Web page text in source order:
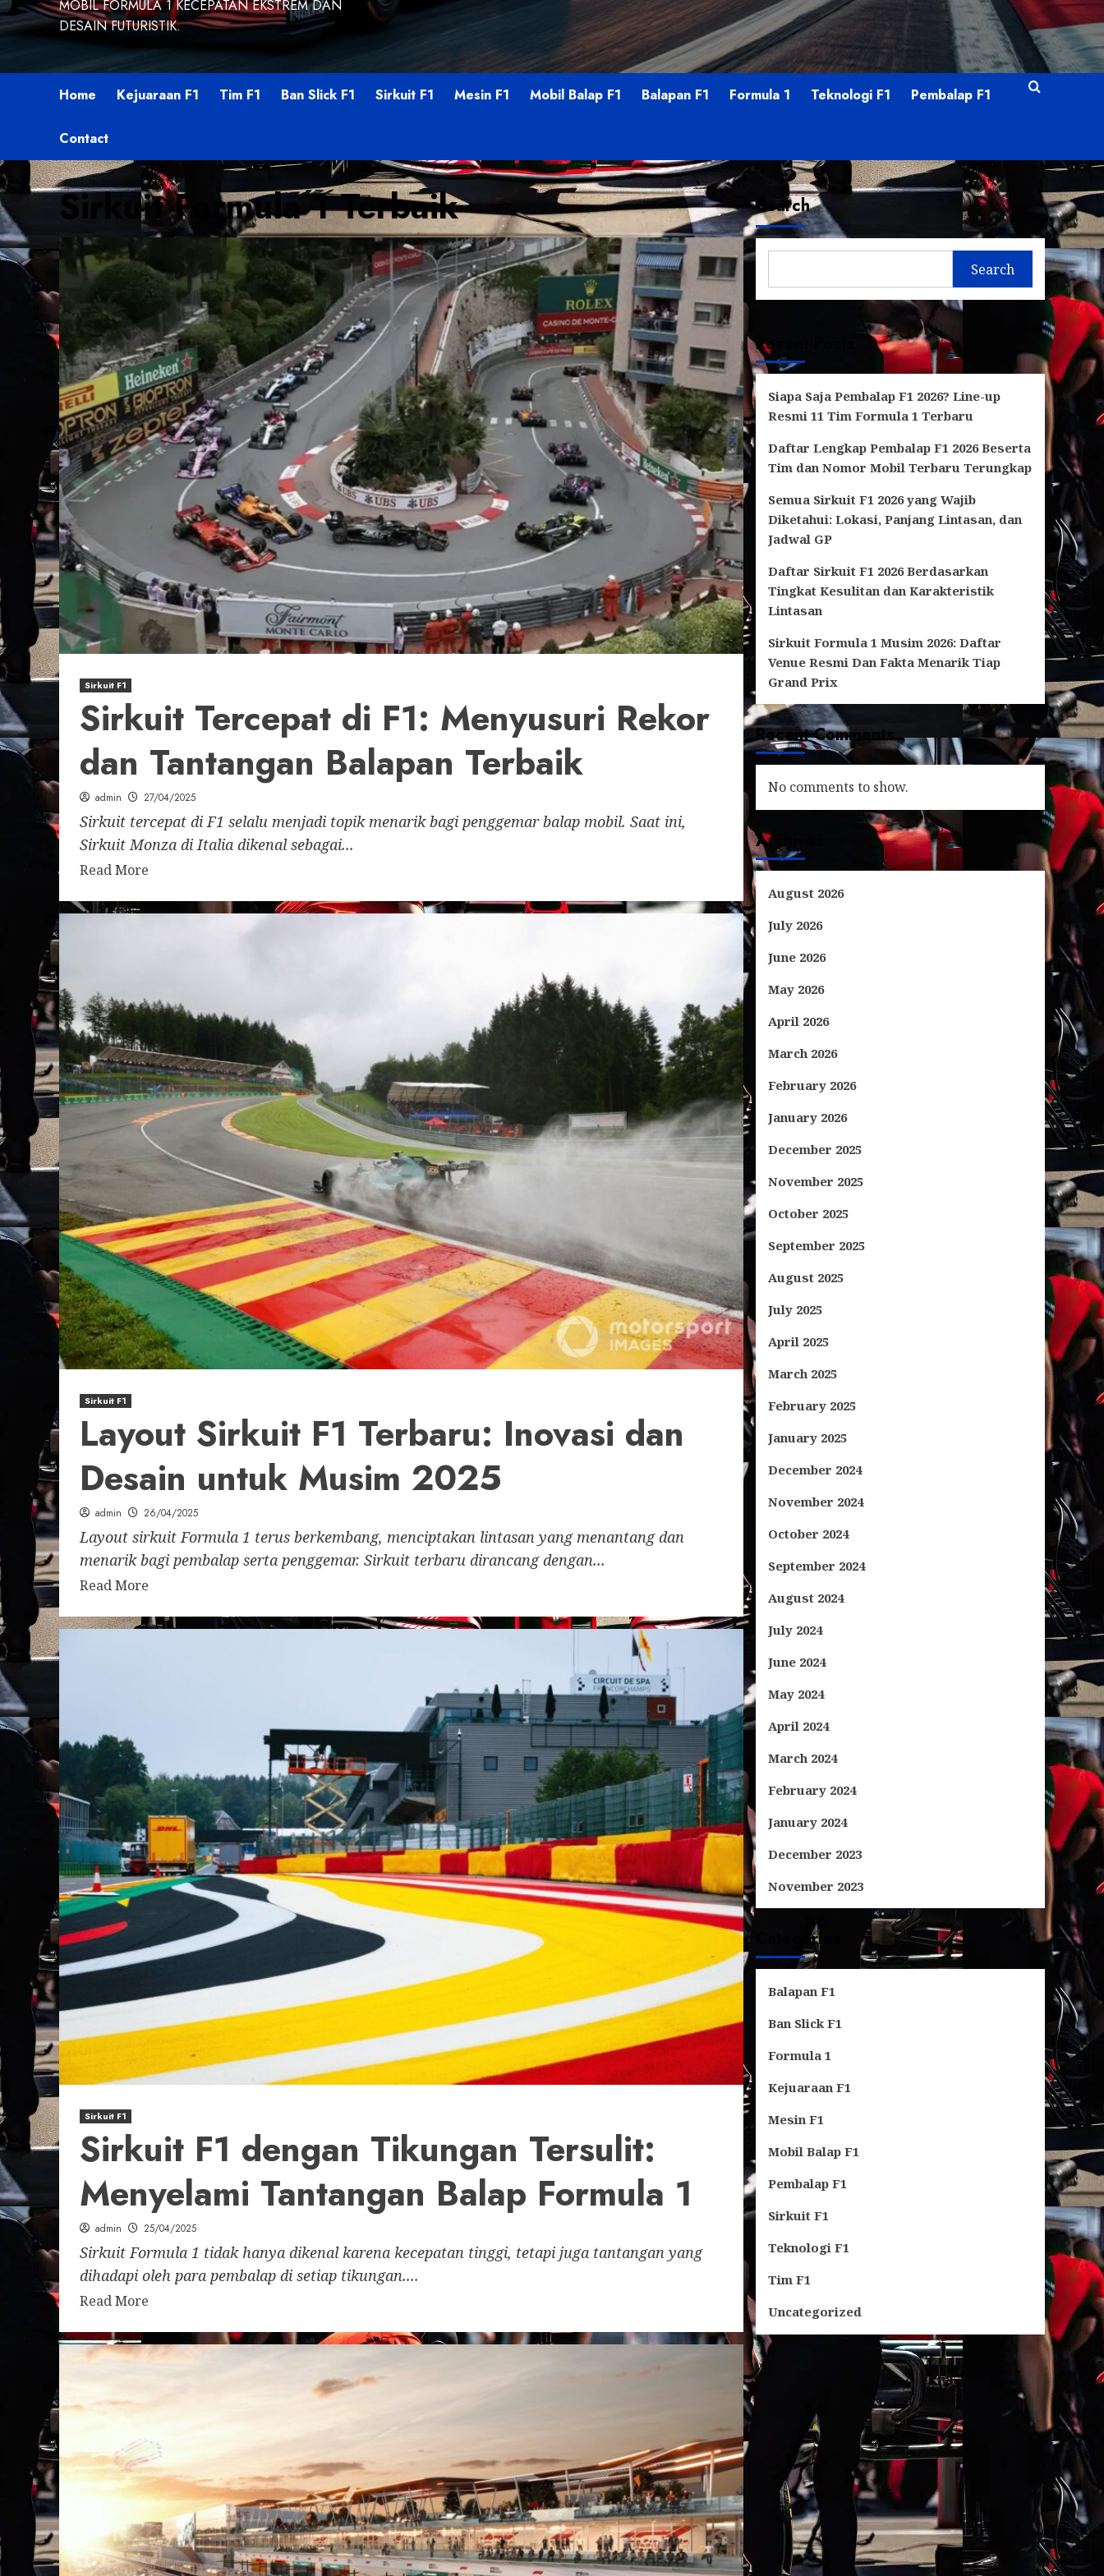
MOBIL FORMULA 1 KECEPATAN EKSTREM DAN
DESAIN FUTURISTIK.
Home Kejuaraan F1 Tim F1 Ban Slick F1 Sirkuit F1 Mesin F1 Mobil Balap F1 Balapan F1 Formula 1 Teknologi F1 Pembalap F1
Contact
Sirkuit Formula 1 Terbaik
Sirkuit F1
Sirkuit Tercepat di F1: Menyusuri Rekor
dan Tantangan Balapan Terbaik
admin 27/04/2025
Sirkuit tercepat di F1 selalu menjadi topik menarik bagi penggemar balap mobil. Saat ini,
Sirkuit Monza di Italia dikenal sebagai...
Read More
Sirkuit F1
Layout Sirkuit F1 Terbaru: Inovasi dan
Desain untuk Musim 2025
admin 26/04/2025
Layout sirkuit Formula 1 terus berkembang, menciptakan lintasan yang menantang dan
menarik bagi pembalap serta penggemar. Sirkuit terbaru dirancang dengan...
Read More
Sirkuit F1
Sirkuit F1 dengan Tikungan Tersulit:
Menyelami Tantangan Balap Formula 1
admin 25/04/2025
Sirkuit Formula 1 tidak hanya dikenal karena kecepatan tinggi, tetapi juga tantangan yang
dihadapi oleh para pembalap di setiap tikungan....
Read More
Search
Search
Recent Posts
Siapa Saja Pembalap F1 2026? Line-up
Resmi 11 Tim Formula 1 Terbaru
Daftar Lengkap Pembalap F1 2026 Beserta
Tim dan Nomor Mobil Terbaru Terungkap
Semua Sirkuit F1 2026 yang Wajib
Diketahui: Lokasi, Panjang Lintasan, dan
Jadwal GP
Daftar Sirkuit F1 2026 Berdasarkan
Tingkat Kesulitan dan Karakteristik
Lintasan
Sirkuit Formula 1 Musim 2026: Daftar
Venue Resmi Dan Fakta Menarik Tiap
Grand Prix
Recent Comments
No comments to show.
Archives
August 2026
July 2026
June 2026
May 2026
April 2026
March 2026
February 2026
January 2026
December 2025
November 2025
October 2025
September 2025
August 2025
July 2025
April 2025
March 2025
February 2025
January 2025
December 2024
November 2024
October 2024
September 2024
August 2024
July 2024
June 2024
May 2024
April 2024
March 2024
February 2024
January 2024
December 2023
November 2023
Categories
Balapan F1
Ban Slick F1
Formula 1
Kejuaraan F1
Mesin F1
Mobil Balap F1
Pembalap F1
Sirkuit F1
Teknologi F1
Tim F1
Uncategorized